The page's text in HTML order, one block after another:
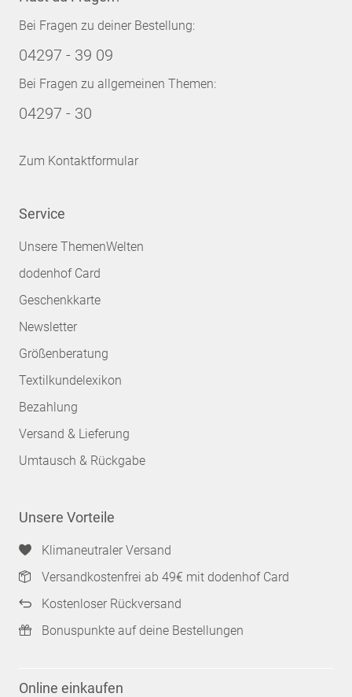
Bei Fragen zu deiner Bestellung:
04297 - 39 09
Bei Fragen zu allgemeinen Themen:
04297 - 30
Zum Kontaktformular
Service
Unsere ThemenWelten
dodenhof Card
Geschenkkarte
Newsletter
Größenberatung
Textilkundelexikon
Bezahlung
Versand & Lieferung
Umtausch & Rückgabe
Unsere Vorteile
Klimaneutraler Versand
Versandkostenfrei ab 49€ mit dodenhof Card
Kostenloser Rückversand
Bonuspunkte auf deine Bestellungen
Online einkaufen